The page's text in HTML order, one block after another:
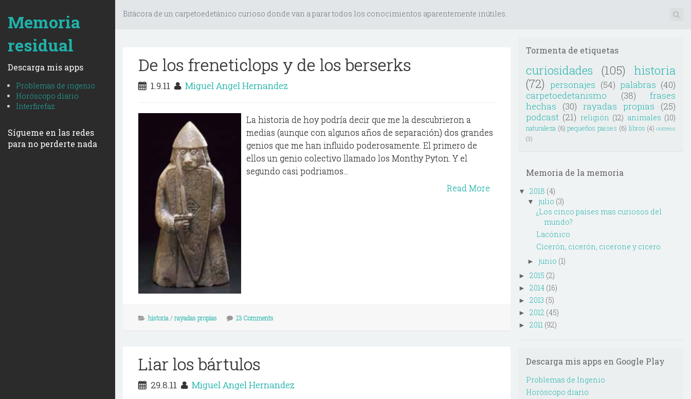
Memoria
residual
Descarga mis apps
Problemas de ingenio
Horóscopo diario
Interfirefaz
Sígueme en las redes
para no perderte nada
Bitácora de un carpetoedetánico curioso donde van a parar todos los conocimientos aparentemente inútiles.
De los freneticlops y de los berserks
1.9.11 Miguel Angel Hernandez
La historia de hoy podría decir que me la descubrieron a
medias (aunque con algunos años de separación) dos grandes
genios que me han influido poderosamente. El primero de
ellos un genio colectivo llamado los Monthy Pyton. Y el
segundo casi podriamos...
Read More
historia / rayadas propias 13 Comments
Liar los bártulos
29.8.11 Miguel Angel Hernandez
Tormenta de etiquetas
curiosidades (105)
historia
(72) personajes (54) palabras (40)
carpetoedetanismo
(38)
frases
hechas
(30) rayadas propias
(25)
podcast (21) religión (12) animales (10)
naturaleza (6) pequeños paises (6) libros (4) correos
(3)
Memoria de la memoria
▼ 2018 (4)
▼ julio (3)
¿Los cinco países mas curiosos del
mundo?
Lacónico
Cicerón, cicerón, cicerone y cícero.
► junio (1)
► 2015 (2)
► 2014 (16)
► 2013 (5)
► 2012 (45)
► 2011 (92)
Descarga mis apps en Google Play
Problemas de Ingenio
Horóscopo diario